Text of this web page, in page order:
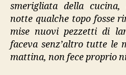
smerigliata della cucina,
notte qualche topo fosse
mise nuovi pezzetti di
faceva senz’altro tutte le
mattina, non fece proprio